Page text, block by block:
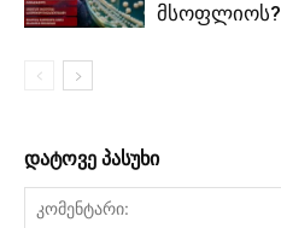
მსოფლიოს?
დატოვე პასუხი